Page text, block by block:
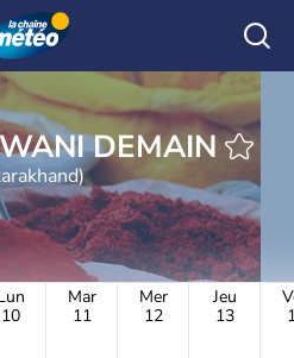
DEMAIN
10
Mar
11
Mer
12
Jeu
13